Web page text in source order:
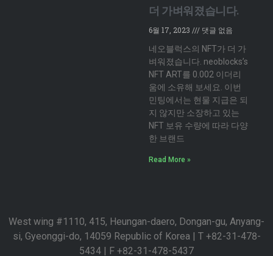
더 가벼워졌습니다.
6월 17, 2023
댓글 없음
네오블럭스의 NFT가 더 가
벼워졌습니다. neoblocks’s
NFT ART를 0.002 이더리
움에 소유해 보세요. 이번
민팅에서는 현물 지급은 되
지 않지만 소장하고 있는
NFT 보유 수량에 따라 다양
한 브랜드
Read More »
West wing #1110, 415, Heungan-daero, Dongan-gu, Anyang-
si, Gyeonggi-do, 14059 Republic of Korea | T +82-31-478-
5434 | F +82-31-478-5437